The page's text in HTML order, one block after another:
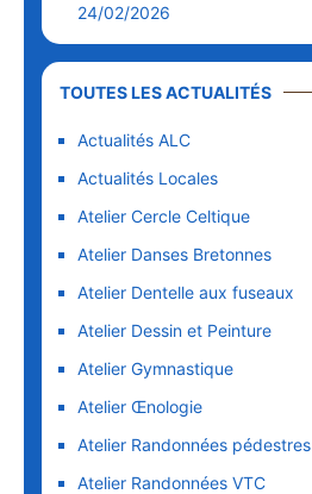
24/02/2026
TOUTES LES ACTUALITÉS
Actualités ALC
Actualités Locales
Atelier Cercle Celtique
Atelier Danses Bretonnes
Atelier Dentelle aux fuseaux
Atelier Dessin et Peinture
Atelier Gymnastique
Atelier Œnologie
Atelier Randonnées pédestres
Atelier Randonnées VTC